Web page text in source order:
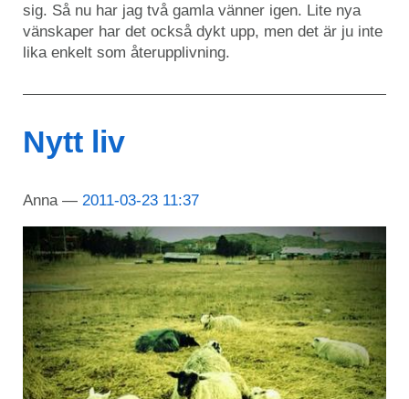
sig. Så nu har jag två gamla vänner igen. Lite nya
vänskaper har det också dykt upp, men det är ju inte
lika enkelt som återupplivning.
Nytt liv
Anna 2011-03-23 11:37